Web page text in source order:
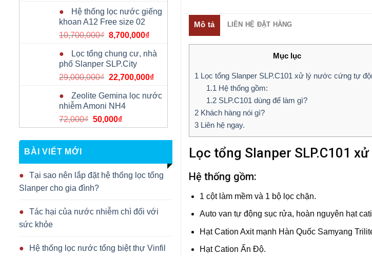
là:
2,000,000₫.
tại
là:
1,570,000₫.
Hệ thống lọc nước giếng
khoan A12 Free size 02
10,700,000₫ Giá
là:
10,700,000₫.
8,700,000₫Giá
tại
8,700,000₫.
Lọc tổng chung cư, nhà
phố Slanper SLP.City
29,000,000₫ Giá
là:
29,000,000₫.
22,700,000₫Giá
tại
Zeolite Gemina lọc nước
nhiễm Amoni NH4
72,000₫ Giá
gốc
là:
50,000₫Giá
hiện
tại
50,000₫.
BÀI VIẾT MỚI
Tại sao nên lắp đặt hệ thống lọc tổng
Slanper cho gia đình?
Tác hại của nước nhiễm chì đối với
sức khỏe
Hệ thống lọc nước tổng biệt thự Vinfil
Mô tả LIÊN HỆ ĐẶT HÀNG
Mục lục
1 Lọc tổng Slanper SLP.C101 xử lý nước cứng tự
1.1 Hệ thống gồm:
1.2SLP.C101 dùng để làm gì?
2 Khách hàng nói gì?
3 Liên hệ ngay.
Lọc tổng Slanper SLP.C101
Hệ thống gồm:
1 cột làm mềm và 1 bộ lọc chặn.
Auto van tự động sục rửa, hoàn nguyên hạt
Hạt Cation Axit mạnh Hàn Quốc Samyang
Hạt Cation Ấn Độ.